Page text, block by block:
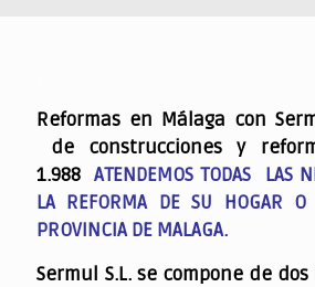
Reformas en Málaga con
de construcciones y
1.988ATENDEMOS TODAS LAS
LA REFORMA DE SU HOGAR
PROVINCIA DE MALAGA.
Sermul S.L. se compone de